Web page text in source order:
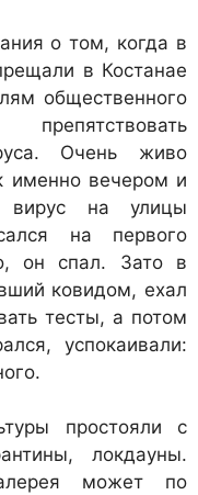
о том, когда в
в Костанае
общественного
Очень живо
именно вечером и
вирус на улицы
на первого
он спал. Зато в
ковидом, ехал
тесты, а потом
успокаивали:
простояли с
локдауны.
может по